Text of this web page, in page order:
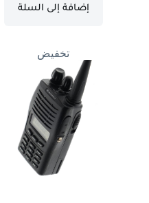
إضافة إلى السلة
تخفيض